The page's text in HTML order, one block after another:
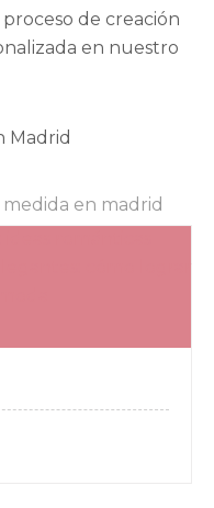
de creación
en nuestro
Madrid
en madrid
cómo lograr